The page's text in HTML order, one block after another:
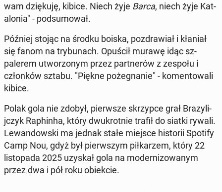
wam dz­ięku­ję, kibice. Niech żyje Barca, niech żyje Kat­
alo­nia" - pod­sumował.
Później stojąc na środku boiska, poz­draw­iał i kłaniał
się fanom na try­bunach. Opuścił murawę idąc sz­
palerem ut­wor­zonym przez part­nerów z zespołu i
członków sztabu. "Piękne pożeg­nanie" - ko­men­towali
kibice.
Polak gola nie zdobył, pier­wsze skrzypce grał Brazyli­
jczyk Raphin­ha, który dwukrot­nie trafił do siatki rywali.
Lewandows­ki ma jednak stałe miejsce his­torii Spotify
Camp Nou, gdyż był pier­wszym piłkarzem, który 22
listopa­da 2025 uzyskał gola na mod­ern­i­zowanym
przez dwa i pół roku obiek­cie.